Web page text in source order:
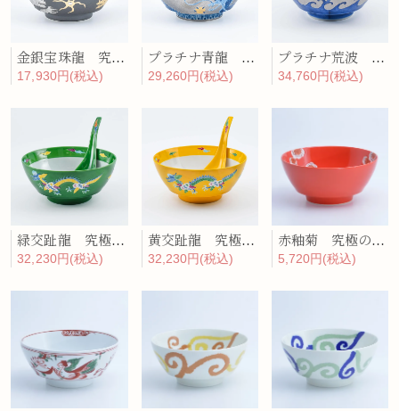
金銀宝珠龍 究極のラーメン鉢レンゲセット
17,930円(税込)
プラチナ青龍 究極のラーメン鉢レンゲセット
29,260円(税込)
プラチナ荒波 究極のラーメン鉢レンゲセット
34,760円(税込)
緑交趾龍 究極のラーメン鉢レンゲセット
32,230円(税込)
黄交趾龍 究極のラーメン鉢レンゲセット
32,230円(税込)
赤釉菊 究極のラーメン鉢
5,720円(税込)